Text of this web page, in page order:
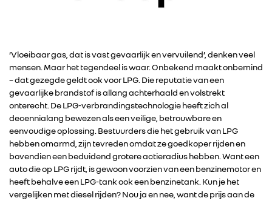
‘Vloeibaar gas, dat is vast gevaarlijk en vervuilend’, denken veel
mensen. Maar het tegendeel is waar. Onbekend maakt onbemind
– dat gezegde geldt ook voor LPG. Die reputatie van een
gevaarlijke brandstof is allang achterhaald en volstrekt
onterecht. De LPG-verbrandingstechnologie heeft zich al
decennialang bewezen als een veilige, betrouwbare en
eenvoudige oplossing. Bestuurders die het gebruik van LPG
hebben omarmd, zijn tevreden omdat ze goedkoper rijden en
bovendien een beduidend grotere actieradius hebben. Want een
auto die op LPG rijdt, is gewoon voorzien van een benzinemotor en
heeft behalve een LPG-tank ook een benzinetank. Kun je het
vergelijken met diesel rijden? Nou ja en nee, want de prijs aan de